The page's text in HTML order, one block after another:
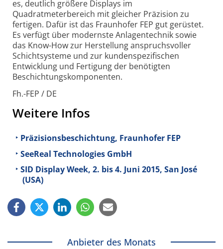
es, deutlich größere Displays im
Quadratmeterbereich mit gleicher Präzision zu
fertigen. Dafür ist das Fraunhofer FEP gut gerüstet.
Es verfügt über modernste Anlagentechnik sowie
das Know-How zur Herstellung anspruchsvoller
Schichtsysteme und zur kundenspezifischen
Entwicklung und Fertigung der benötigten
Beschichtungskomponenten.
Fh.-FEP / DE
Weitere Infos
Präzisionsbeschichtung, Fraunhofer FEP
SeeReal Technologies GmbH
SID Display Week, 2. bis 4. Juni 2015, San José
(USA)
Anbieter des Monats